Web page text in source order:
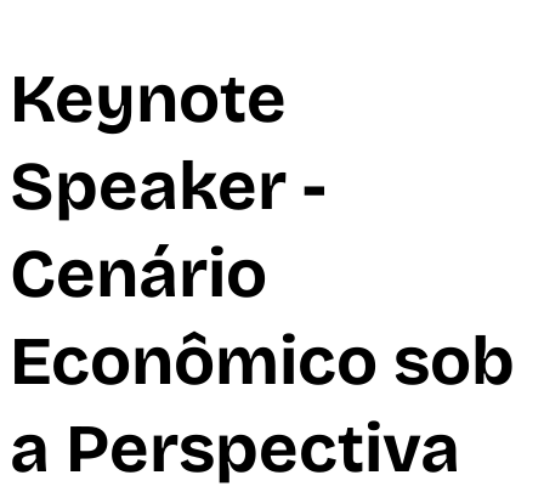
Keynote
Speaker -
Cenário
Econômico sob
a Perspectiva